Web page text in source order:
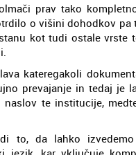
prav tako
o višini dohodkov
kot tudi ostale vrste
kateregakoli
prevajanje in tedaj je
naslov te institucije,
to, da lahko